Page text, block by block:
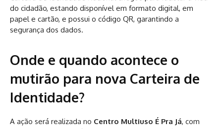
do cidadão, estando disponível em formato digital, em
papel e cartão, e possui o código QR, garantindo a
segurança dos dados.
Onde e quando acontece o
mutirão para nova Carteira de
Identidade?
A ação será realizada no Centro Multiuso É Pra Já, com